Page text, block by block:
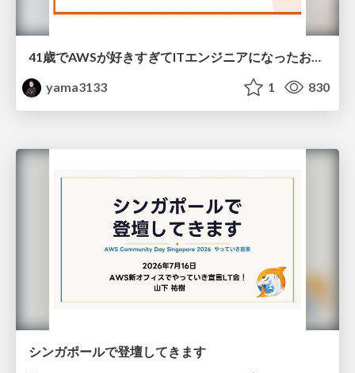
41歳でAWSが好きすぎてITエンジニアになったおっさんの話
yama3133
1 830
シンガポールで登壇してきます